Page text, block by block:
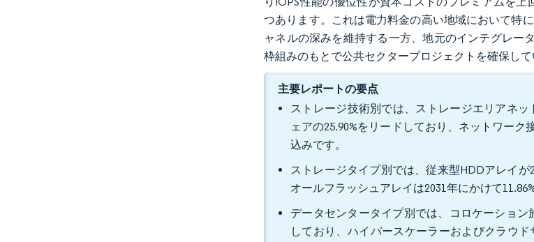
つあります。これは電力料金の高い地域において特
ャネルの深みを維持する一方、地元のインテグレー
枠組みのもとで公共セクタープロジェクトを確保して
主要レポートの要点
ストレージ技術別では、ストレージエリアネ
ェアの25.90%をリードしており、ネットワーク
込みです。
ストレージタイプ別では、従来型HDDアレイが
オールフラッシュアレイは2031年にかけて
データセンタータイプ別では、コロケーション
しており、ハイパースケーラーおよびクラウ